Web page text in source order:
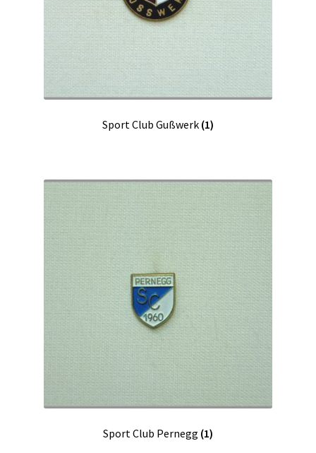
Sport Club Gußwerk (1)
Sport Club Pernegg (1)